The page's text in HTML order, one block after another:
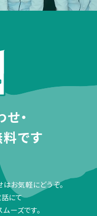
・
です
お気軽にどうぞ。
にて
ーズです。